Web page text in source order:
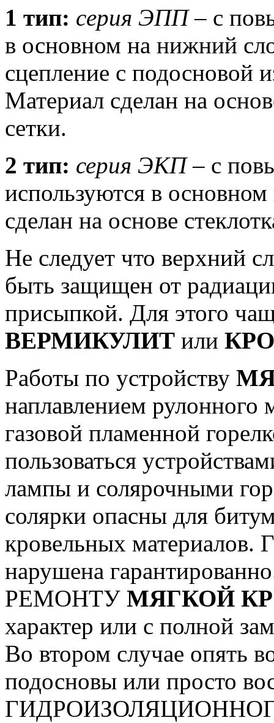
1 тип: cерия ЭПП– с
в основном на нижний
сцепление с подосновой
Материал сделан на
сетки.
2 тип: серия ЭКП– с
используются в
сделан на основе
Не следует что верхний
быть защищен от
присыпкой. Для этого
ВЕРМИКУЛИТ или
Работы по устройству
наплавлением рулонного
газовой пламенной
пользоваться
лампы и солярочными
солярки опасны для
кровельных материалов.
нарушена
РЕМОНТУ МЯГКОЙ
характер или с полной
Во втором случае опять
подосновы или просто